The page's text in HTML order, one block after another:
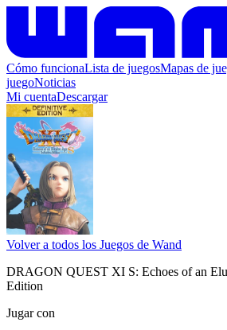
Cómo funcionaLista de juegosMapas de
juegoNoticias
Mi cuentaDescargar
Volver a todos los Juegos de Wand
DRAGON QUEST XI S: Echoes of an
Edition
Jugar con